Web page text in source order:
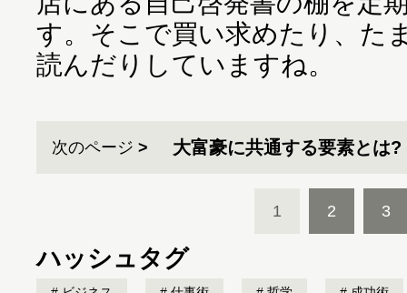
す。そこで買い求めたり、た
読んだりしていますね。
次のページ 大富豪に共通する要素とは?
1 2 3
ハッシュタグ